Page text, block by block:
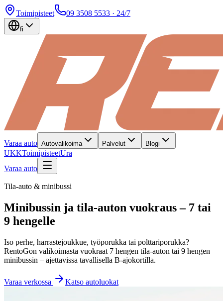
Toimipisteet 09 3508 5533 · 24/7
fi
Varaa auto Autovalikoima Palvelut Blogi
UKKToimipisteetUra
Varaa auto
Tila-auto & minibussi
Minibussin ja tila-auton vuokraus – 7 tai
9 hengelle
Iso perhe, harrastejoukkue, työporukka tai polttariporukka?
RentoGon valikoimasta vuokraat 7 hengen tila-auton tai 9 hengen
minibussin – ajettavissa tavallisella B-ajokortilla.
Varaa verkossa Katso autoluokat